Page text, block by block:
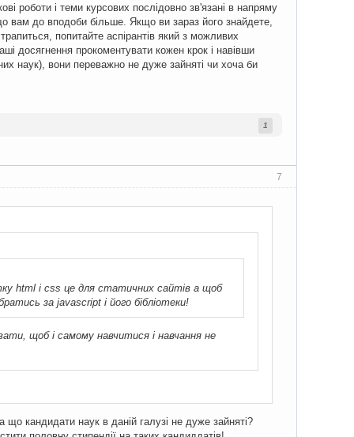
роботи і теми курсових послідовно зв'язані в напряму
вам до вподоби більше. Якщо ви зараз його знайдете,
попитайте аспірантів який з можливих
досягнення прокоментувати кожен крок і навівши
наук), вони переважно не дуже зайняті чи хоча би
1
7
html і css це для статичних сайтів а щоб
за javascript і його бібліотеки!
щоб і самому навчитися і навчання не
що кандидати наук в даній галузі не дуже зайняті?